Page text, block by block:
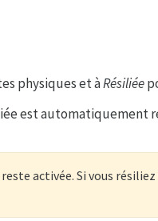
physiques et àRésiliée
est automatiquement
activée. Si vous